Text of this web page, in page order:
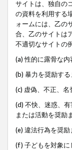
サイトは、独自の
の資料を利用する
ォームには、乙の
合、乙のサイトは
不適切なサイトの
(a) 性的に露骨な
(b) 暴力を奨励す
(c) 虚偽、不正、
(d) 不快、迷惑、
または活動を奨励
(e) 違法行為を奨
(f) 子どもを対象に